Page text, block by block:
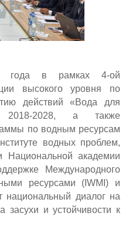
года в рамках 4-ой
высокого уровня по
действий «Вода для
2018-2028, а также
по водным ресурсам
водных проблем,
Национальной академии
Международного
ресурсами (IWMI) и
национальный диалог на
засухи и устойчивости к